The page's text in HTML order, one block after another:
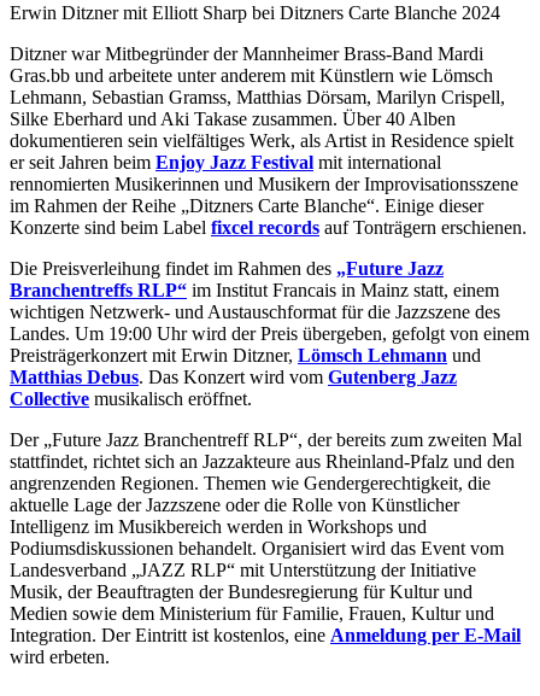
Erwin Ditzner mit Elliott Sharp bei Ditzners Carte Blanche 2024
Ditzner war Mitbegründer der Mannheimer Brass-Band Mardi
Gras.bb und arbeitete unter anderem mit Künstlern wie Lömsch
Lehmann, Sebastian Gramss, Matthias Dörsam, Marilyn Crispell,
Silke Eberhard und Aki Takase zusammen. Über 40 Alben
dokumentieren sein vielfältiges Werk, als Artist in Residence spielt
er seit Jahren beim Enjoy Jazz Festival mit international
rennomierten Musikerinnen und Musikern der Improvisationsszene
im Rahmen der Reihe „Ditzners Carte Blanche“. Einige dieser
Konzerte sind beim Label fixcel records auf Tonträgern erschienen.
Die Preisverleihung findet im Rahmen des „Future Jazz
Branchentreffs RLP“ im Institut Francais in Mainz statt, einem
wichtigen Netzwerk- und Austauschformat für die Jazzszene des
Landes. Um 19:00 Uhr wird der Preis übergeben, gefolgt von einem
Preisträgerkonzert mit Erwin Ditzner, Lömsch Lehmann und
Matthias Debus. Das Konzert wird vom Gutenberg Jazz
Collective musikalisch eröffnet.
Der „Future Jazz Branchentreff RLP“, der bereits zum zweiten Mal
stattfindet, richtet sich an Jazzakteure aus Rheinland-Pfalz und den
angrenzenden Regionen. Themen wie Gendergerechtigkeit, die
aktuelle Lage der Jazzszene oder die Rolle von Künstlicher
Intelligenz im Musikbereich werden in Workshops und
Podiumsdiskussionen behandelt. Organisiert wird das Event vom
Landesverband „JAZZ RLP“ mit Unterstützung der Initiative
Musik, der Beauftragten der Bundesregierung für Kultur und
Medien sowie dem Ministerium für Familie, Frauen, Kultur und
Integration. Der Eintritt ist kostenlos, eine Anmeldung per E-Mail
wird erbeten.